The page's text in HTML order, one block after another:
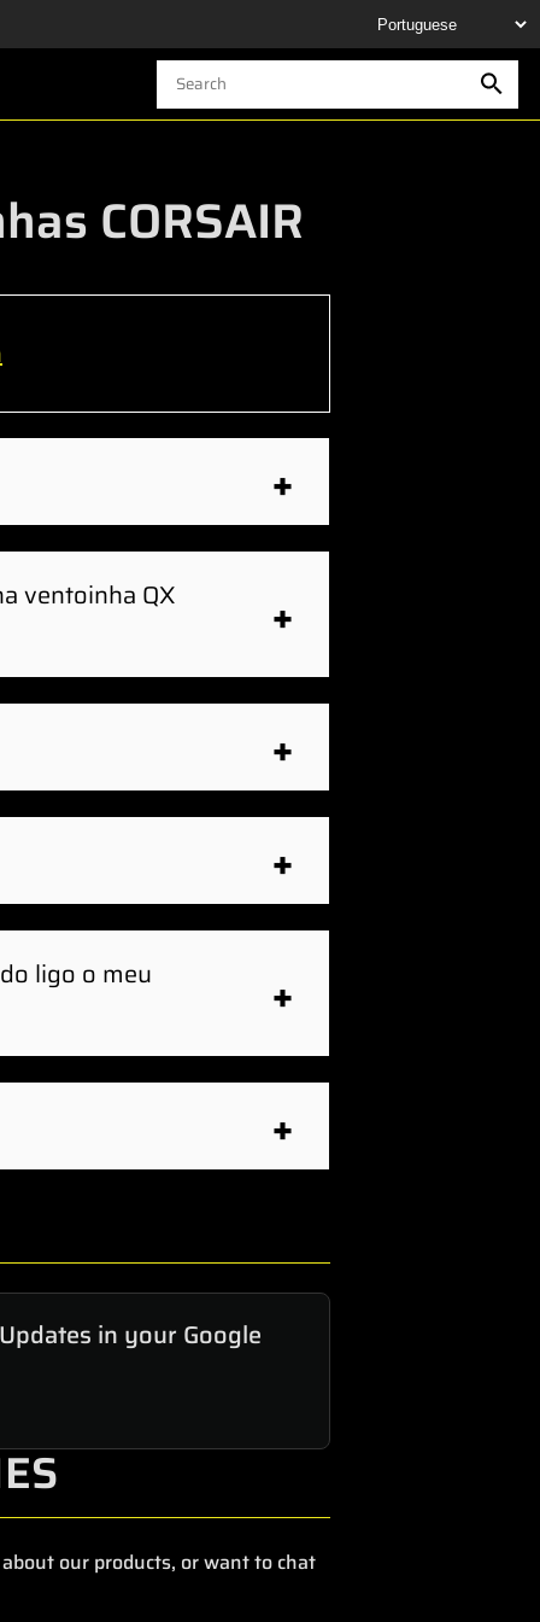
CORSAIR
os Murais clicando
ventoinha QX
estroboscópico Time
2000 RPM.
tensão. Por favor,
através de um (1)
ligo o meu
iCUE LINK
ventoinhas QX RGB
in your Google
our products, or want to chat